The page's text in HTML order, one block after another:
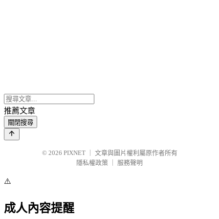
推薦文章
關閉搜尋
© 2026 PIXNET
文章與圖片權利屬原作者所有
隱私權政策
服務聲明
⚠️
成人內容提醒